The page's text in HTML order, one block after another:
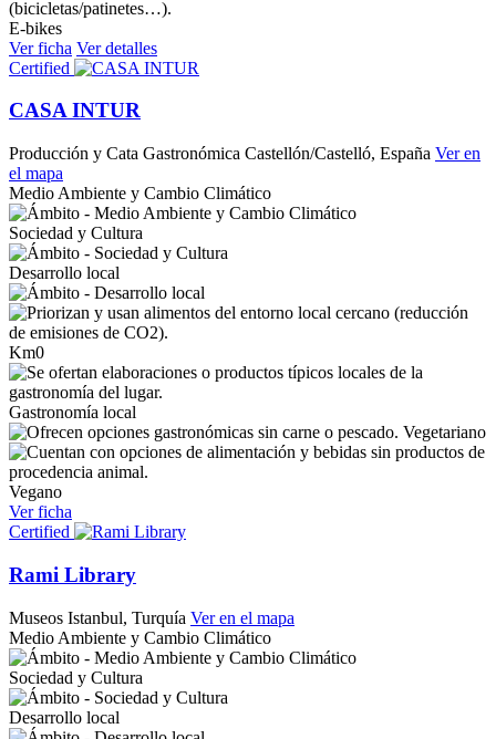
E-bikes
Ver ficha Ver detalles
Certified
CASA INTUR
Producción y Cata Gastronómica Castellón/Castelló, España Ver en
el mapa
Medio Ambiente y Cambio Climático
Sociedad y Cultura
Desarrollo local
Km0
Gastronomía local
Vegetariano
Vegano
Ver ficha
Certified
Rami Library
Museos Istanbul, Turquía Ver en el mapa
Medio Ambiente y Cambio Climático
Sociedad y Cultura
Desarrollo local